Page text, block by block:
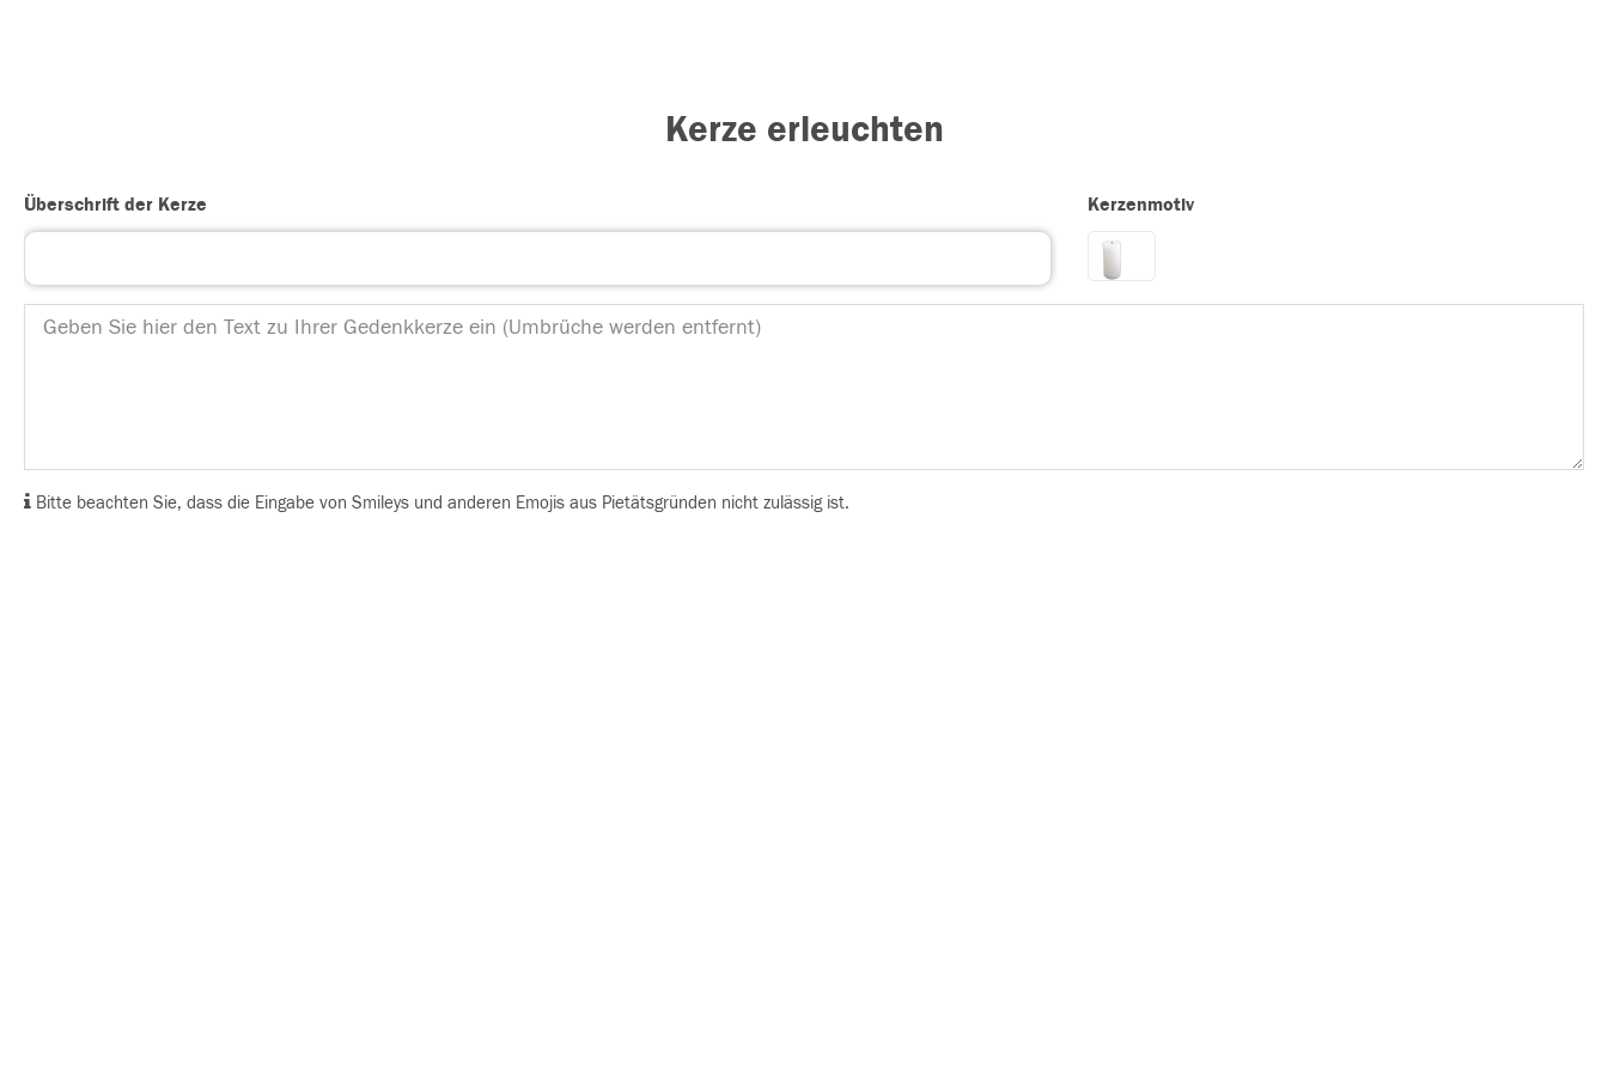
Kerze erleuchten
Überschrift der Kerze Kerzenmotiv
Bitte beachten Sie, dass die Eingabe von Smileys und anderen Emojis aus Pietätsgründen nicht zulässig ist.